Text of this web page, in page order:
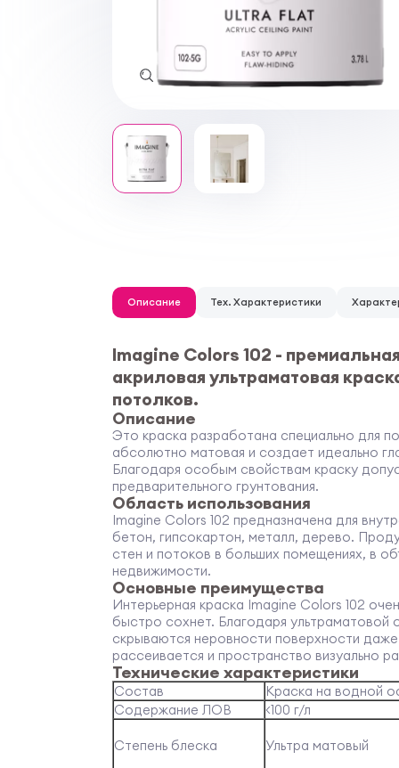
Описание Тех. Характеристики
Imagine Colors 102 -
акриловая ультраматовая
потолков.
Описание
Это краска разработана специально для
абсолютно матовая и создает идеально
Благодаря особым свойствам краску
предварительного грунтования.
Область использования
Imagine Colors 102 предназначена для
бетон, гипсокартон, металл, дерево.
стен и потоков в больших помещениях, в
недвижимости.
Основные преимущества
Интерьерная краска Imagine Colors 102
быстро сохнет. Благодаря ультраматовой
скрываются неровности поверхности
рассеивается и пространство визуально
Технические характеристики
Состав Краска на водной
Содержание ЛОВ
<100 г/л
Степень блеска Ультра матовый